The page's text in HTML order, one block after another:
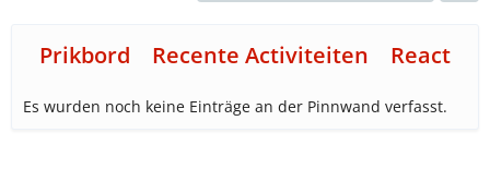
Prikbord Recente Activiteiten Reacties
Es wurden noch keine Einträge an der Pinnwand verfasst.